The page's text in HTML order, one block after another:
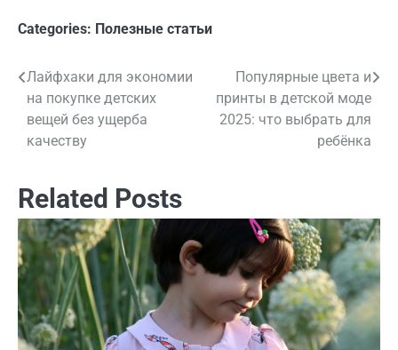
Categories: Полезные статьи
Навигация
по
записям
Лайфхаки для экономии
на покупке детских
вещей без ущерба
качеству
Популярные цвета и
принты в детской моде
2025: что выбрать для
ребёнка
Related Posts